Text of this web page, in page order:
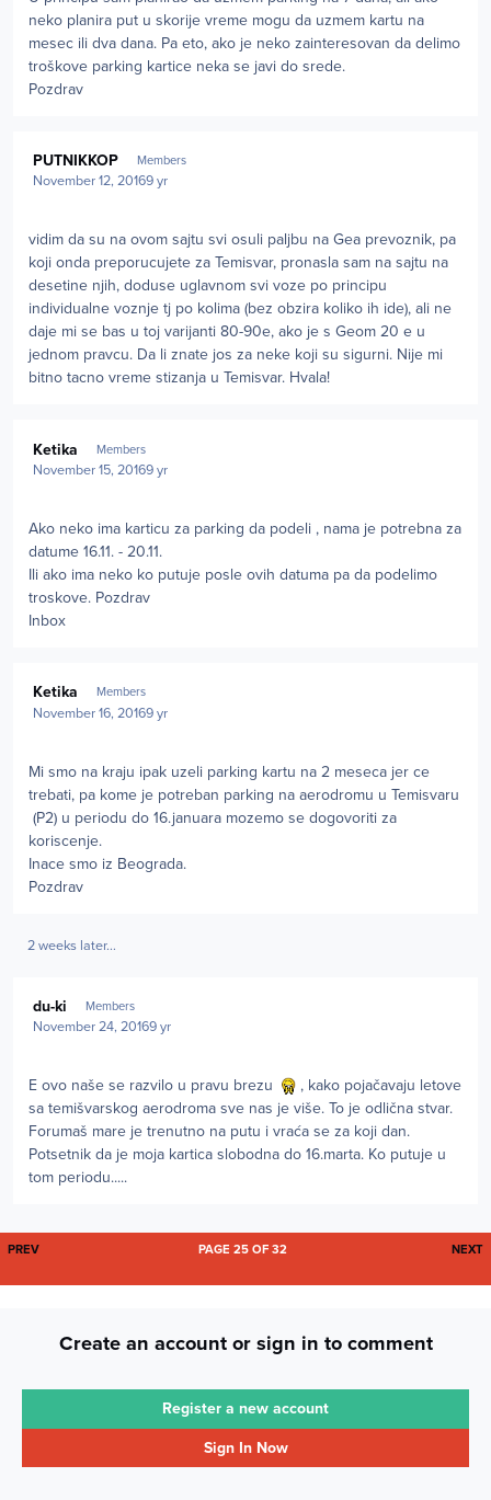
neko planira put u skorije vreme mogu da uzmem kartu na
mesec ili dva dana. Pa eto, ako je neko zainteresovan da delimo
troškove parking kartice neka se javi do srede.
Pozdrav
PUTNIKKOP Members
November 12, 20169 yr
vidim da su na ovom sajtu svi osuli paljbu na Gea prevoznik, pa
koji onda preporucujete za Temisvar, pronasla sam na sajtu na
desetine njih, doduse uglavnom svi voze po principu
individualne voznje tj po kolima (bez obzira koliko ih ide), ali ne
daje mi se bas u toj varijanti 80-90e, ako je s Geom 20 e u
jednom pravcu. Da li znate jos za neke koji su sigurni. Nije mi
bitno tacno vreme stizanja u Temisvar. Hvala!
Ketika Members
November 15, 20169 yr
Ako neko ima karticu za parking da podeli , nama je potrebna za
datume 16.11. - 20.11.
Ili ako ima neko ko putuje posle ovih datuma pa da podelimo
troskove. Pozdrav
Inbox
Ketika Members
November 16, 20169 yr
Mi smo na kraju ipak uzeli parking kartu na 2 meseca jer ce
trebati, pa kome je potreban parking na aerodromu u Temisvaru
(P2) u periodu do 16.januara mozemo se dogovoriti za
koriscenje.
Inace smo iz Beograda.
Pozdrav
2 weeks later...
du-ki Members
November 24, 20169 yr
E ovo naše se razvilo u pravu brezu
, kako pojačavaju letove
sa temišvarskog aerodroma sve nas je više. To je odlična stvar.
Forumaš mare je trenutno na putu i vraća se za koji dan.
Potsetnik da je moja kartica slobodna do 16.marta. Ko putuje u
tom periodu.....
FIRST PAGE
PREV NEXT
PAGE 25 OF 32
Create an account or sign in to comment
Register a new account
Sign In Now